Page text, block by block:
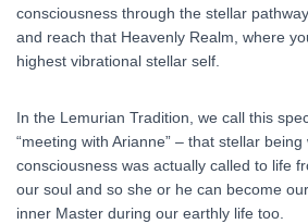
consciousness through the stellar
and reach that Heavenly Realm, where
highest vibrational stellar self.
In the Lemurian Tradition, we call this
“meeting with Arianne” – that stellar
consciousness was actually called to life
our soul and so she or he can become
inner Master during our earthly life too.